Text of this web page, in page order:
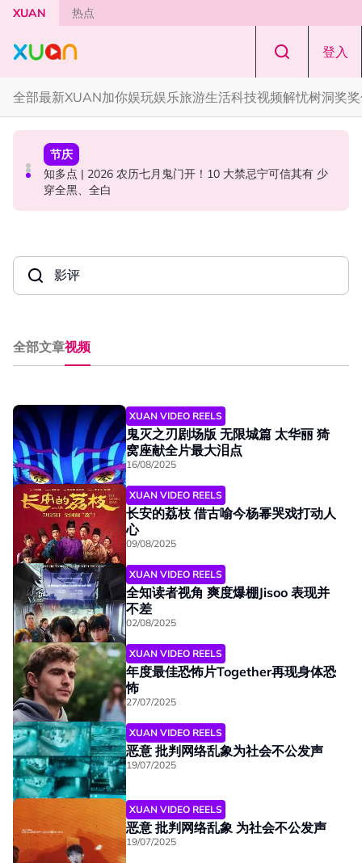
Skip to main content
XUAN 热点
登入
全部最新XUAN加你娱玩娱乐旅游生活科技视频解忧树洞奖
国际星闻
YG大楼遭女粉持高尔夫球杆猛砸！BLACKPINK 10周年最
新进展曝光！
中港台新
Jaclyn Victor现身《歌手2026》现场！遭粉丝野生捕获要
求合照！
节庆
知多点 | 2026 农历七月鬼门开！10 大禁忌宁可信其有 少
穿全黑、全白
全部文章视频
01:30
XUAN VIDEO REELS
鬼灭之刃剧场版 无限城篇 太华丽 猗
窝座献全片最大泪点
16/08/2025
01:30
XUAN VIDEO REELS
长安的荔枝 借古喻今杨幂哭戏打动人
心
09/08/2025
01:30
XUAN VIDEO REELS
全知读者视角 爽度爆棚Jisoo 表现并
不差
02/08/2025
XUAN VIDEO REELS
年度最佳恐怖片Together再现身体恐
怖
27/07/2025
XUAN VIDEO REELS
恶意 批判网络乱象为社会不公发声
19/07/2025
XUAN VIDEO REELS
恶意 批判网络乱象 为社会不公发声
19/07/2025